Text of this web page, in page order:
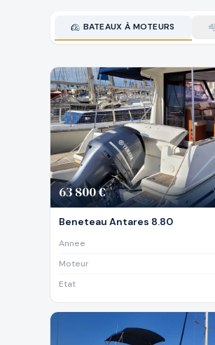
BATEAUX À MOTEURS
63 800 €
Beneteau Antares 8.80
Annee
Moteur
Etat